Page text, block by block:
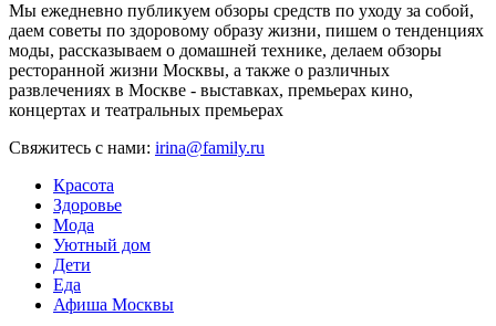
Мы ежедневно публикуем обзоры средств по уходу за собой,
даем советы по здоровому образу жизни, пишем о тенденциях
моды, рассказываем о домашней технике, делаем обзоры
ресторанной жизни Москвы, а также о различных
развлечениях в Москве - выставках, премьерах кино,
концертах и театральных премьерах
Свяжитесь с нами: irina@family.ru
Красота
Здоровье
Мода
Уютный дом
Дети
Еда
Афиша Москвы